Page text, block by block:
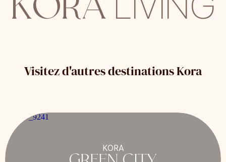
Visitez d'autres destinations Kora
KORA